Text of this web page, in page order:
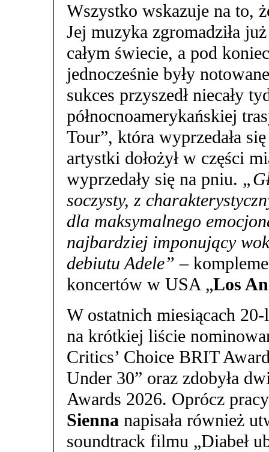
Wszystko wskazuje na to,
Jej muzyka zgromadziła
całym świecie, a pod
jednocześnie były
sukces przyszedł niecały
północnoamerykańskiej
Tour”, która wyprzedała
artystki dołożył w części
wyprzedały się na pniu.
soczysty, z
dla maksymalnego
najbardziej imponujący
debiutu Adele”–
koncertów w USA „Los
W ostatnich miesiącach
na krótkiej liście
Critics’ Choice BRIT
Under 30” oraz zdobyła
Awards 2026. Oprócz
Siennanapisała również
soundtrack filmu „Diabeł